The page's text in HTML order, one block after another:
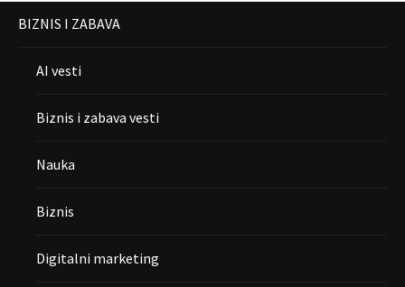
BIZNIS I ZABAVA
AI vesti
Biznis i zabava vesti
Nauka
Biznis
Digitalni marketing